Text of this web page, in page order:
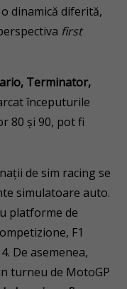
dinamică diferită,
first
Terminator,
începuturile
80 și 90, pot fi
de sim racing se
simulatoare auto.
platforme de
F1
De asemenea,
turneu de MotoGP